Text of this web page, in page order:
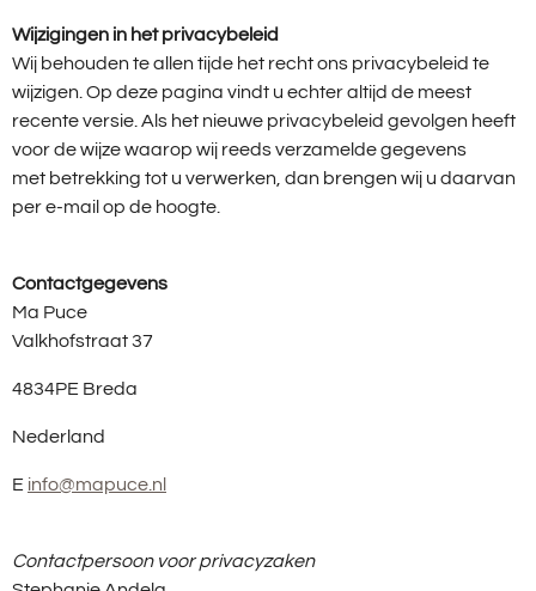
Wijzigingen in het privacybeleid
Wij behouden te allen tijde het recht ons privacybeleid te
wijzigen. Op deze pagina vindt u echter altijd de meest
recente versie. Als het nieuwe privacybeleid gevolgen heeft
voor de wijze waarop wij reeds verzamelde gegevens
met betrekking tot u verwerken, dan brengen wij u daarvan
per e-mail op de hoogte.
Contactgegevens
Ma Puce
Valkhofstraat 37
4834PE Breda
Nederland
E info@mapuce.nl
Contactpersoon voor privacyzaken